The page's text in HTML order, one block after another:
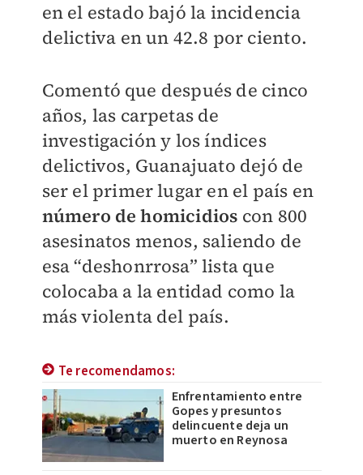
en el estado bajó la incidencia
delictiva en un 42.8 por ciento.
Comentó que después de cinco
años, las carpetas de
investigación y los índices
delictivos, Guanajuato dejó de
ser el primer lugar en el país en
número de homicidios con 800
asesinatos menos, saliendo de
esa “deshonrrosa” lista que
colocaba a la entidad como la
más violenta del país.
Te recomendamos:
Enfrentamiento entre
Gopes y presuntos
delincuente deja un
muerto en Reynosa